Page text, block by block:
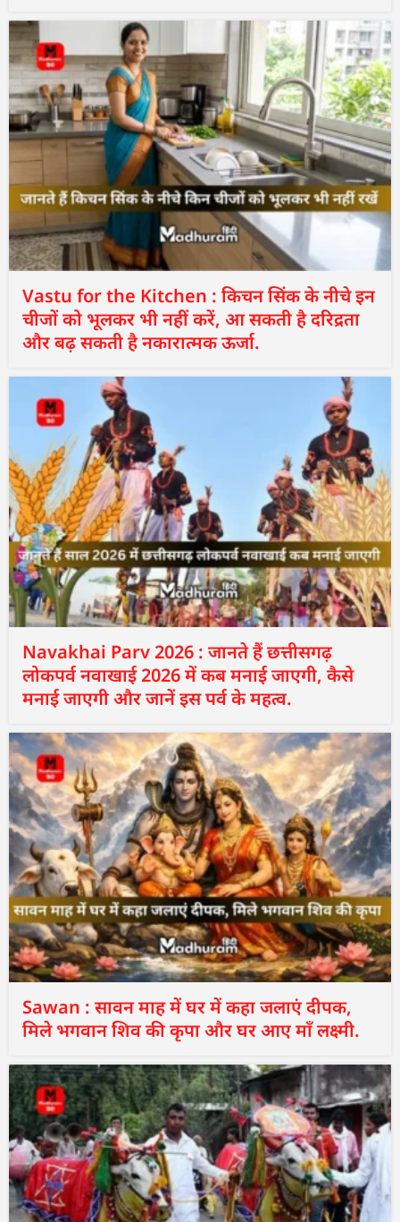
Vastu for the Kitchen : किचन सिंक के नीचे इन
चीजों को भूलकर भी नहीं करें, आ सकती है दरिद्रता
और बढ़ सकती है नकारात्मक ऊर्जा.
Navakhai Parv 2026 : जानते हैं छत्तीसगढ़
लोकपर्व नवाखाई 2026 में कब मनाई जाएगी, कैसे
मनाई जाएगी और जानें इस पर्व के महत्व.
Sawan : सावन माह में घर में कहा जलाएं दीपक,
मिले भगवान शिव की कृपा और घर आए माँ लक्ष्मी.